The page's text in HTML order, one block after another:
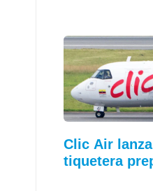
Clic Air
tiquetera